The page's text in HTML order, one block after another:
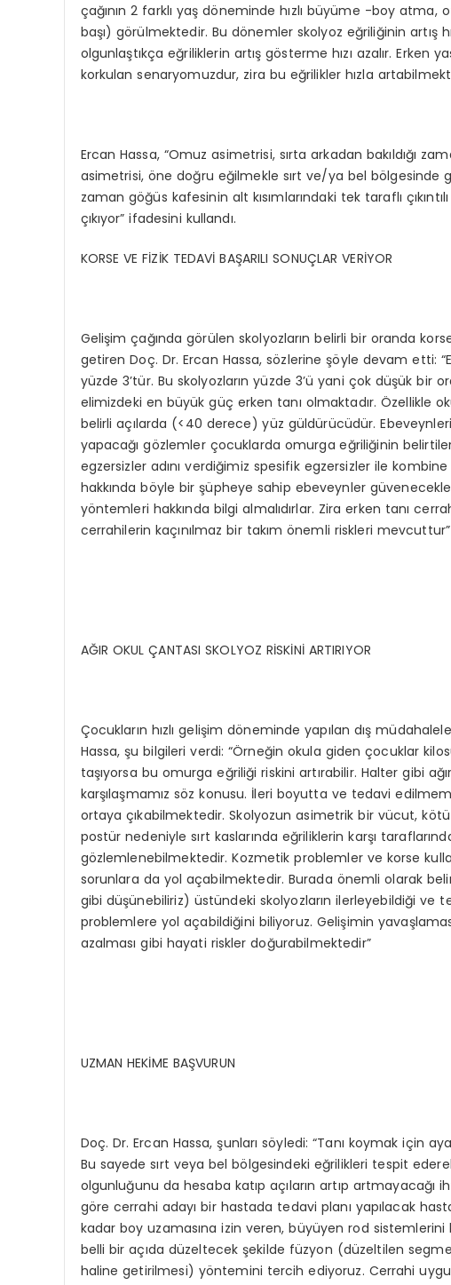
çağının 2 farklı yaş döneminde hızlı büyüme -boy
başı) görülmektedir. Bu dönemler skolyoz eğriliğinin artış
olgunlaştıkça eğriliklerin artış gösterme hızı azalır.
korkulan senaryomuzdur, zira bu eğrilikler hızla
Ercan Hassa, “Omuz asimetrisi, sırta arkadan bakıldığı
asimetrisi, öne doğru eğilmekle sırt ve/ya bel bölgesinde
zaman göğüs kafesinin alt kısımlarındaki tek taraflı
çıkıyor” ifadesini kullandı.
KORSE VE FİZİK TEDAVİ BAŞARILI SONUÇLAR VERİYOR
Gelişim çağında görülen skolyozların belirli bir oranda
getiren Doç. Dr. Ercan Hassa, sözlerine şöyle devam etti:
yüzde 3’tür. Bu skolyozların yüzde 3’ü yani çok düşük
elimizdeki en büyük güç erken tanı olmaktadır. Özellikle
belirli açılarda (<40 derece) yüz güldürücüdür.
yapacağı gözlemler çocuklarda omurga eğriliğinin
egzersizler adını verdiğimiz spesifik egzersizler ile
hakkında böyle bir şüpheye sahip ebeveynler
yöntemleri hakkında bilgi almalıdırlar. Zira erken tanı
cerrahilerin kaçınılmaz bir takım önemli riskleri mevcuttur”
AĞIR OKUL ÇANTASI SKOLYOZ RİSKİNİ ARTIRIYOR
Çocukların hızlı gelişim döneminde yapılan dış
Hassa, şu bilgileri verdi: “Örneğin okula giden çocuklar
taşıyorsa bu omurga eğriliği riskini artırabilir. Halter gibi
karşılaşmamız söz konusu. İleri boyutta ve tedavi
ortaya çıkabilmektedir. Skolyozun asimetrik bir vücut,
postür nedeniyle sırt kaslarında eğriliklerin karşı
gözlemlenebilmektedir. Kozmetik problemler ve korse
sorunlara da yol açabilmektedir. Burada önemli olarak
gibi düşünebiliriz) üstündeki skolyozların ilerleyebildiği ve
problemlere yol açabildiğini biliyoruz. Gelişimin
azalması gibi hayati riskler doğurabilmektedir”
UZMAN HEKİME BAŞVURUN
Doç. Dr. Ercan Hassa, şunları söyledi: “Tanı koymak için
Bu sayede sırt veya bel bölgesindeki eğrilikleri tespit
olgunluğunu da hesaba katıp açıların artıp
göre cerrahi adayı bir hastada tedavi planı yapılacak
kadar boy uzamasına izin veren, büyüyen rod sistemlerini
belli bir açıda düzeltecek şekilde füzyon (düzeltilen
haline getirilmesi) yöntemini tercih ediyoruz. Cerrahi